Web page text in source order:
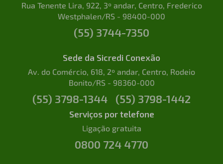
Rua Tenente Lira, 922, 3º andar, Centro, Frederico
Westphalen/RS - 98400-000
(55) 3744-7350
Sede da Sicredi Conexão
Av. do Comércio, 618, 2º andar, Centro, Rodeio
Bonito/RS - 98360-000
(55) 3798-1344 (55) 3798-1442
Serviços por telefone
Ligação gratuita
0800 724 4770